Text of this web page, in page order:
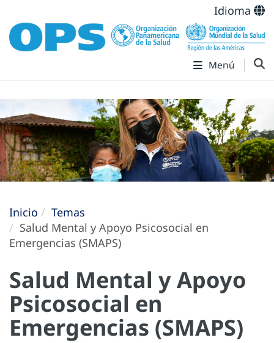
Idioma
Menú
Inicio
Temas
Salud Mental y Apoyo Psicosocial en
Emergencias (SMAPS)
Salud Mental y Apoyo
Psicosocial en
Emergencias (SMAPS)